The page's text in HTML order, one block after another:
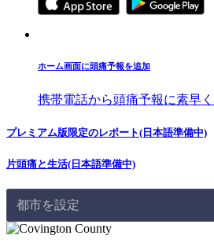
ホーム画面に頭痛予報を追加
携帯電話から頭痛予報に素早
プレミアム版限定のレポート(日本語準備中)
片頭痛と生活(日本語準備中)
都市を設定